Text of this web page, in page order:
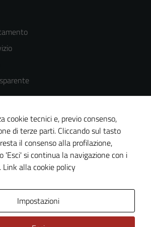
del sito
cookie tecnici e, previo consenso,
di terze parti. Cliccando sul tasto
il consenso alla profilazione,
'Esci' si continua la navigazione con i
Link alla cookie policy
Impostazioni